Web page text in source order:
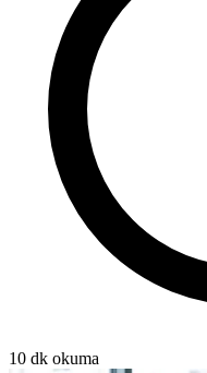
10 dk okuma